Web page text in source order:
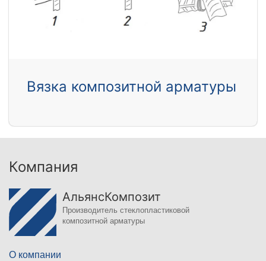
Вязка композитной арматуры
Компания
АльянсКомпозит
Производитель стеклопластиковой
композитной арматуры
О компании